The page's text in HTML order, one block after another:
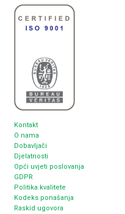
Kontakt
O nama
Dobavljači
Djelatnosti
Opći uvjeti poslovanja
GDPR
Politika kvalitete
Kodeks ponašanja
Raskid ugovora